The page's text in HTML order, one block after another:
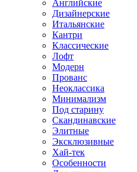
Английские
Дизайнерские
Итальянские
Кантри
Классические
Лофт
Модерн
Прованс
Неоклассика
Минимализм
Под старину
Скандинавские
Элитные
Эксклюзивные
Хай-тек
Особенности